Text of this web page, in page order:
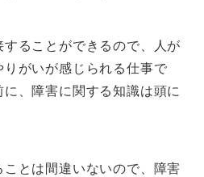
ることができるので、人が
がいが感じられる仕事で
、障害に関する知識は頭に
とは間違いないので、障害